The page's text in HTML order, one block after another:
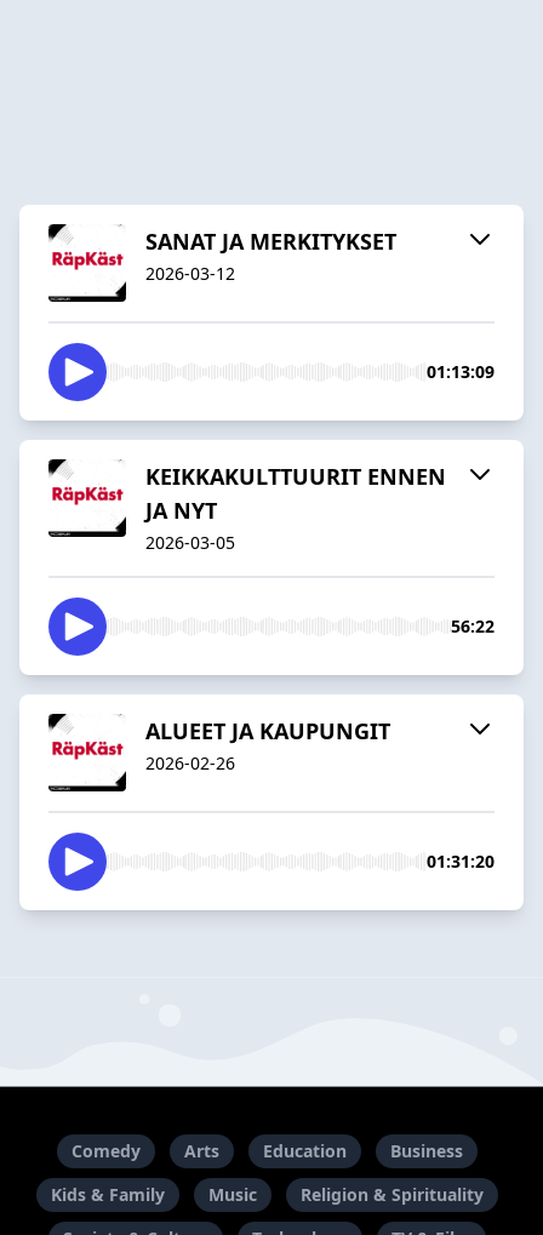
SANAT JA MERKITYKSET
2026-03-12
01:13:09
KEIKKAKULTTUURIT ENNEN
JA NYT
2026-03-05
56:22
ALUEET JA KAUPUNGIT
2026-02-26
01:31:20
Comedy Arts Education
Business
Kids & Family
Music
Religion & Spirituality